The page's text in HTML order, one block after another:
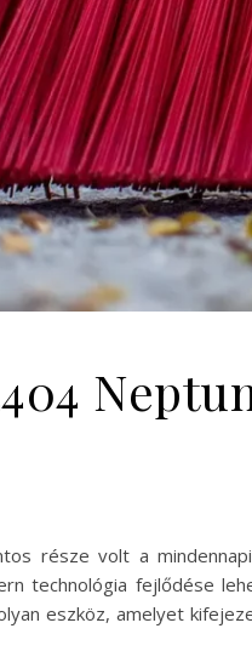
része volt a
technológia fejlődése
eszköz, amelyet